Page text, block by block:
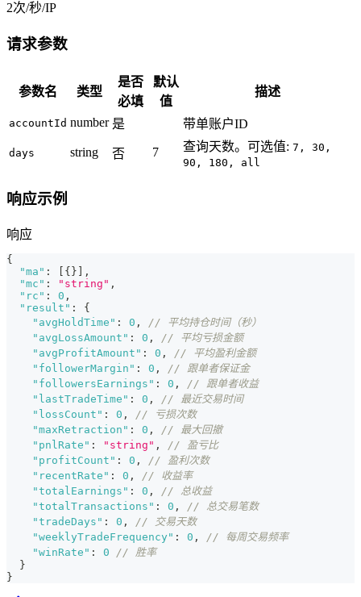
2次/秒/IP
请求参数
参数名 类型
是否
必填
默认
值
描述
accountId number 是 带单账户ID
days string 否 7 查询天数。可选值: 7, 30,
90, 180, all
响应示例
响应
{
"ma" : { }
,
"mc" : "string" ,
"rc" : 0 ,
"result" :
{
"avgHoldTime" : 0 ,
// 平均持仓时间（秒）
"avgLossAmount" : 0 ,
// 平均亏损金额
"avgProfitAmount" : 0 ,
// 平均盈利金额
"followerMargin" : 0 ,
// 跟单者保证金
"followersEarnings" : 0 ,
// 跟单者收益
"lastTradeTime" : 0 ,
// 最近交易时间
"lossCount" : 0 ,
// 亏损次数
"maxRetraction" : 0 ,
// 最大回撤
"pnlRate" : "string" ,
// 盈亏比
"profitCount" : 0 ,
// 盈利次数
"recentRate" : 0 ,
// 收益率
"totalEarnings" : 0 ,
// 总收益
"totalTransactions" : 0 ,
// 总交易笔数
"tradeDays" : 0 ,
// 交易天数
"weeklyTradeFrequency" : 0 ,
// 每周交易频率
"winRate" : 0
// 胜率
}
}